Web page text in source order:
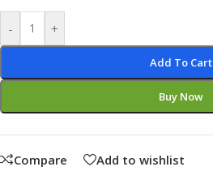
- +
Add To Cart
Buy Now
Alternative:
Compare Add to wishlist